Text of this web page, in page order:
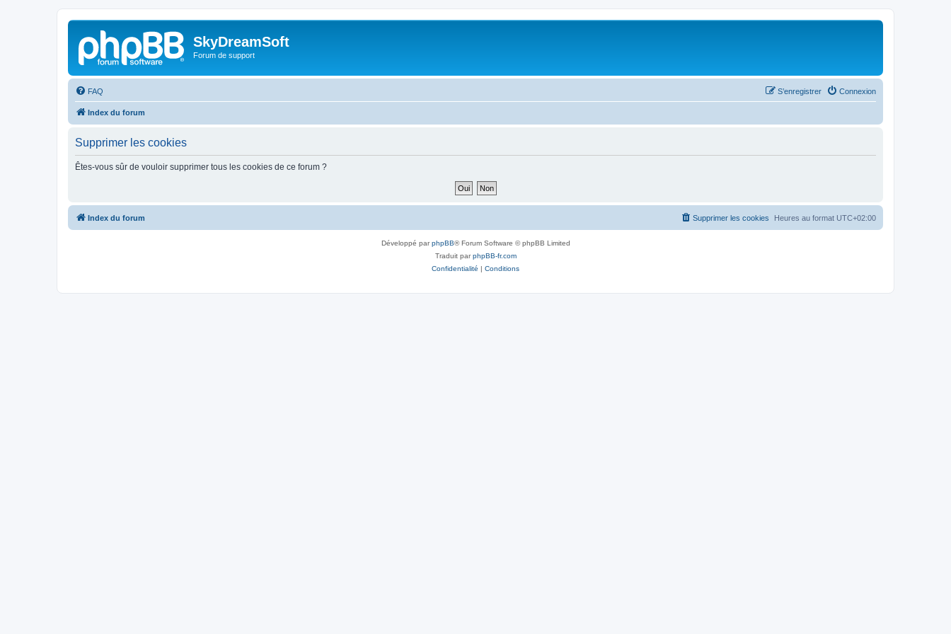
SkyDreamSoft
Forum de support
FAQ Connexion
S’enregistrer
Index du forum
Supprimer les cookies
Êtes-vous sûr de vouloir supprimer tous les cookies de ce forum ?
Index du forum Heures au format UTC+02:00
Supprimer les cookies
Développé parphpBB® Forum Software © phpBB Limited
Traduit parphpBB-fr.com
Confidentialité | Conditions